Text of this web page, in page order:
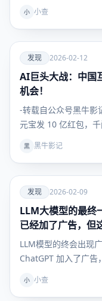
小 小查
爱
发现
发现 2026-02-12
AI巨头大战：中国
机会！
-转载自公众号黑牛影
元宝发 10 亿红包，
黑 黑牛影记
爱
发现
发现 2026-02-09
LLM大模型的最终
已经加了广告，但
LLM模型的终会出现
ChatGPT 加入了广
小 小查